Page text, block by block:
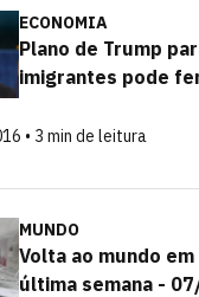
ECONOMIA
Plano de Trump
imigrantes pode
• 3 min de leitura
MUNDO
Volta ao mundo
última semana -